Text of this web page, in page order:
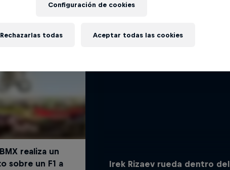
Irek Rizaev rueda dentro del
Configuración de cookies
Rechazarlas todas Aceptar todas las cookies